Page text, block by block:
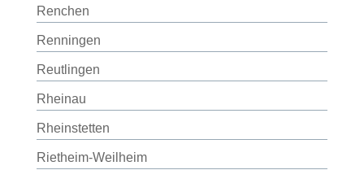
Renchen
Renningen
Reutlingen
Rheinau
Rheinstetten
Rietheim-Weilheim